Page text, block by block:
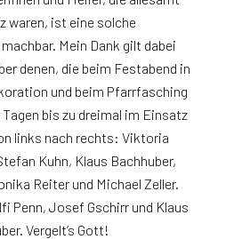
waren, ist eine solche
Mein Dank gilt dabei
denen, die beim Festabend in
und beim Pfarrfasching
bis zu dreimal im Einsatz
links nach rechts: Viktoria
Kuhn, Klaus Bachhuber,
Reiter und Michael Zeller.
Penn, Josef Gschirr und Klaus
Vergelt’s Gott!